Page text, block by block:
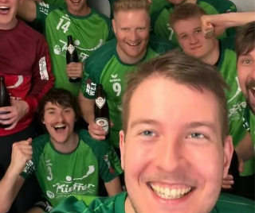
hatte nichts zu verlieren. Steinheim
benötigte dringend noch Punkte, um im
Saisonendspurt den Klassenerhalt sichern
können. Die Anfangsphase verlief zunächst
ausgeglichen, ehe sich der TVS nach zehn
Minuten mit 3:6 etwas absetzen konnten.
der ersten Hinausstellung von Marc Zeger
(11. Minute) kam ein Bruch